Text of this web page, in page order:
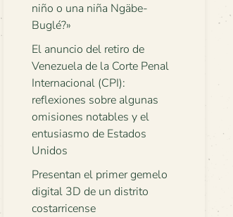
niño o una niña Ngäbe-
Buglé?»
El anuncio del retiro de
Venezuela de la Corte Penal
Internacional (CPI):
reflexiones sobre algunas
omisiones notables y el
entusiasmo de Estados
Unidos
Presentan el primer gemelo
digital 3D de un distrito
costarricense